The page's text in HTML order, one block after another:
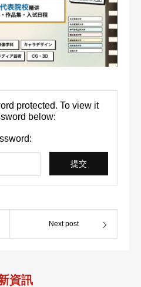
protected. To view it
below:
Next post
資訊